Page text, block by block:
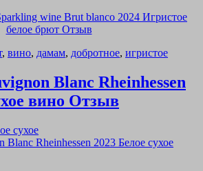
, вино, дамам, добротное, игристое
Blanc Rheinhessen
вино Отзыв
сухое